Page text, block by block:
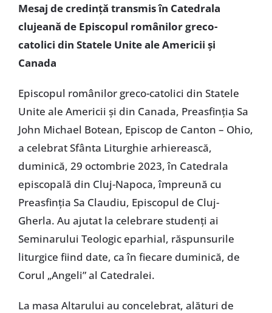
Mesaj de credință transmis în Catedrala
clujeană de Episcopul românilor greco-
catolici din Statele Unite ale Americii și
Canada
Episcopul românilor greco-catolici din Statele
Unite ale Americii și din Canada, Preasfinția Sa
John Michael Botean, Episcop de Canton – Ohio,
a celebrat Sfânta Liturghie arhierească,
duminică, 29 octombrie 2023, în Catedrala
episcopală din Cluj-Napoca, împreună cu
Preasfinția Sa Claudiu, Episcopul de Cluj-
Gherla. Au ajutat la celebrare studenți ai
Seminarului Teologic eparhial, răspunsurile
liturgice fiind date, ca în fiecare duminică, de
Corul „Angeli” al Catedralei.
La masa Altarului au concelebrat, alături de